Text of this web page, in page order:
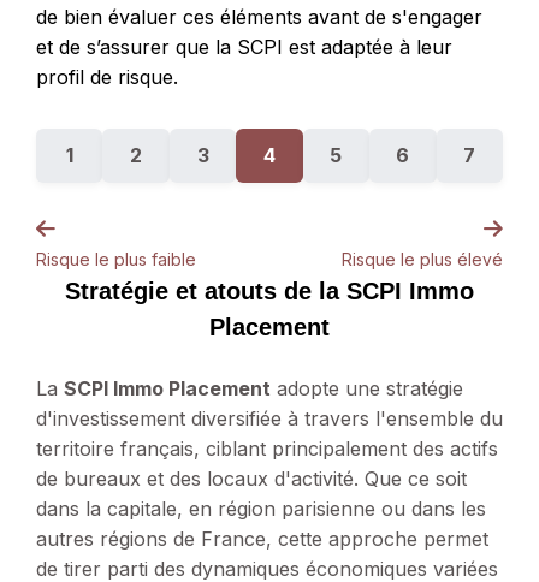
de bien évaluer ces éléments avant de s'engager
et de s’assurer que la SCPI est adaptée à leur
profil de risque.
1 2 3 4 5 6 7
Risque le plus faible Risque le plus élevé
Stratégie et atouts de la SCPI Immo
Placement
La SCPI Immo Placement adopte une stratégie
d'investissement diversifiée à travers l'ensemble du
territoire français, ciblant principalement des actifs
de bureaux et des locaux d'activité. Que ce soit
dans la capitale, en région parisienne ou dans les
autres régions de France, cette approche permet
de tirer parti des dynamiques économiques variées